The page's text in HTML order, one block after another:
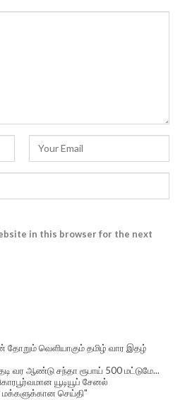
in this browser for the next
தோறும் வெளியாகும் தமிழ் வார இதழ்
வர ஆண்டு சந்தா ரூபாய் 500 மட்டுமே...
யூடியூப் சேனல்
மக்களுக்கான செய்தி"